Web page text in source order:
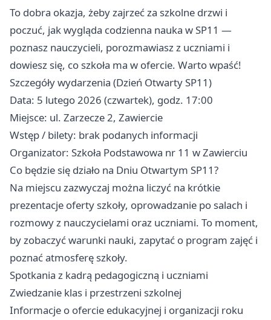
To dobra okazja, żeby zajrzeć za szkolne drzwi i
poczuć, jak wygląda codzienna nauka w SP11 —
poznasz nauczycieli, porozmawiasz z uczniami i
dowiesz się, co szkoła ma w ofercie. Warto wpaść!
Szczegóły wydarzenia (Dzień Otwarty SP11)
Data: 5 lutego 2026 (czwartek), godz. 17:00
Miejsce: ul. Zarzecze 2, Zawiercie
Wstęp / bilety: brak podanych informacji
Organizator: Szkoła Podstawowa nr 11 w Zawierciu
Co będzie się działo na Dniu Otwartym SP11?
Na miejscu zazwyczaj można liczyć na krótkie
prezentacje oferty szkoły, oprowadzanie po salach i
rozmowy z nauczycielami oraz uczniami. To moment,
by zobaczyć warunki nauki, zapytać o program zajęć i
poznać atmosferę szkoły.
Spotkania z kadrą pedagogiczną i uczniami
Zwiedzanie klas i przestrzeni szkolnej
Informacje o ofercie edukacyjnej i organizacji roku